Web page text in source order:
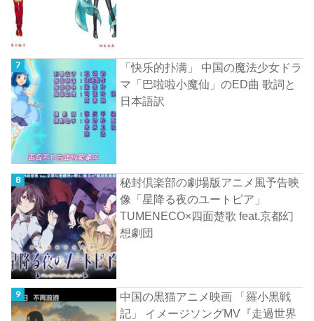
「快乐的扑满」 中国の魔法少女ドラ
マ「巴啦啦小魔仙」のED曲 歌詞と
日本語訳
秘封倶楽部の劇場版アニメ風予告映
像「星降る夜のユートピア」
TUMENECO×四面楚歌 feat.京都幻
想劇団
中国の黒猫アニメ映画 「羅小黒戦
記」 イメージソングMV『走過世界